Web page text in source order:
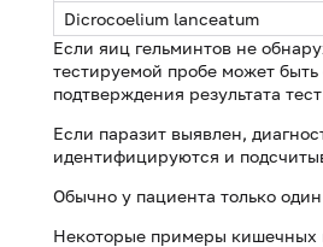
Dicrocoelium lanceatum
Если яиц гельминтов не
тестируемой пробе может
подтверждения результата
Если паразит выявлен,
идентифицируются и
Обычно у пациента только
Некоторые примеры кишечных